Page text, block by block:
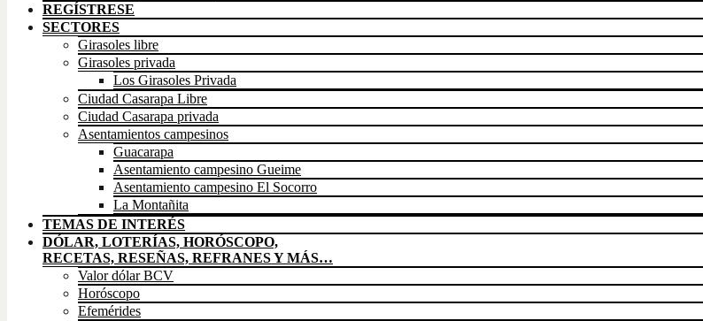
REGÍSTRESE
SECTORES
Girasoles libre
Girasoles privada
Los Girasoles Privada
Ciudad Casarapa Libre
Ciudad Casarapa privada
Asentamientos campesinos
Guacarapa
Asentamiento campesino Gueime
Asentamiento campesino El Socorro
La Montañita
TEMAS DE INTERÉS
DÓLAR, LOTERÍAS, HORÓSCOPO,
RECETAS, RESEÑAS, REFRANES Y MÁS…
Valor dólar BCV
Horóscopo
Efemérides